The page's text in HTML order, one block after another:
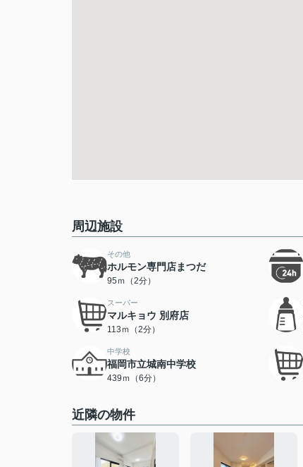
周辺施設
その他
ホルモン専門店まつだ
95ｍ（2分）
スーパー
マルキョウ 別府店
113ｍ（2分）
中学校
福岡市立城南中学校
439ｍ（6分）
近隣の物件